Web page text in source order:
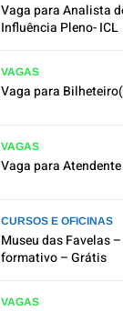
Vaga para Analista
Influência Pleno- ICL
VAGAS
Vaga para
VAGAS
Vaga para
CURSOS E OFICINAS
Museu das Favelas
formativo – Grátis
VAGAS